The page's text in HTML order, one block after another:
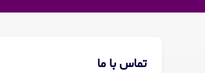
تماس با ما